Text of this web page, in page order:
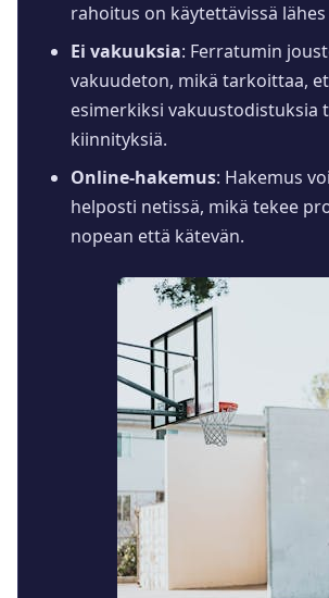
rahoitus on käytettävissä
Ei vakuuksia: Ferratumin
vakuudeton, mikä tarkoittaa,
esimerkiksi vakuustodistuksia
kiinnityksiä.
Online-hakemus: Hakemus
helposti netissä, mikä tekee
nopean että kätevän.